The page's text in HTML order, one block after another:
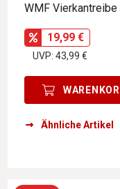
WMF Vierkantreibe
19,99 €
UVP: 43,99 €
Ähnliche Artikel